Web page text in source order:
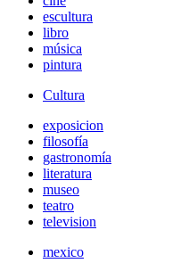
escultura
libro
música
pintura
Cultura
exposicion
filosofía
gastronomía
literatura
museo
teatro
television
mexico